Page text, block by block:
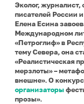
Эколог,
писателей России
Елена Есина
Международном
«Петроглиф» в
тему Севера, она
«Реалистическая
мерзлоты» –
внешне». О
организаторы
прозы».